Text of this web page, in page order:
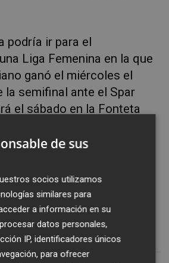
podría ir para el
Liga Femenina en la que
ganó el miércoles el
la semifinal ante el Spar
el sábado en la Fonteta
nueve puntos pero sin
la final de la Copa de la
el cuchillo en la boca y
que tener el cuchillo y la
de sus
socios utilizamos
similares para
a información en su
datos personales,
IP, identificadores únicos
para ofrecer